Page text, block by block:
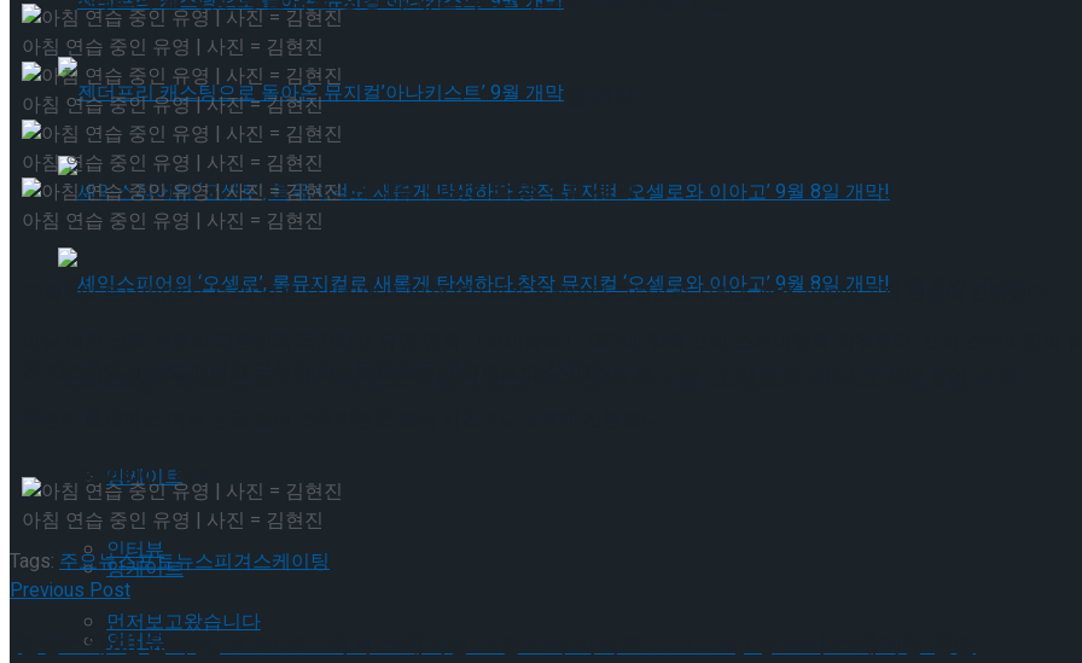
젠더프리 캐스팅으로 돌아온 뮤지컬’아나키스트’ 9월 개막
셰익스피어의 ‘오셀로’, 록뮤지컬로 새롭게 탄생하다.창작 뮤지컬 ‘오셀로와 이아고’ 9월 8일 개막!
앙케이트
인터뷰
먼저보고왔습니다
젠더프리 캐스팅으로 돌아온 뮤지컬’아나키스트’ 9월 개막
Trending Tags
앙케이트
인터뷰
아침 연습 중인 유영 | 사진 = 김현진
아침 연습 중인 유영 | 사진 = 김현진
아침 연습 중인 유영 | 사진 = 김현진
아침 연습 중인 유영 | 사진 = 김현진
11월 8일 토요일(현지 시각) 일본 오사카에서 2025 ISU 피겨 스케이팅 그랑프리 시리즈 NHK Trophy 공식 연습이 진행됐다.
아침 연습 중인 유영 | 사진 = 김현진
Tags: 주요뉴스포토뉴스피겨스케이팅
Previous Post
[현장스케치] 윤아선, 2025 ISU 피겨 스케이팅 그랑프리 시리즈 NHK Trophy 프리 스케이팅 연습